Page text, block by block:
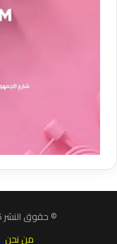
© حقوق النشر 2026، جميع الحقوق محفوظة |
من نحن